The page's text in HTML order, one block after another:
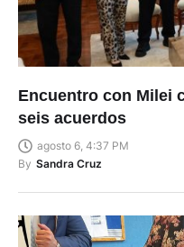
Encuentro con Milei
seis acuerdos
agosto 6, 4:37 PM
By Sandra Cruz